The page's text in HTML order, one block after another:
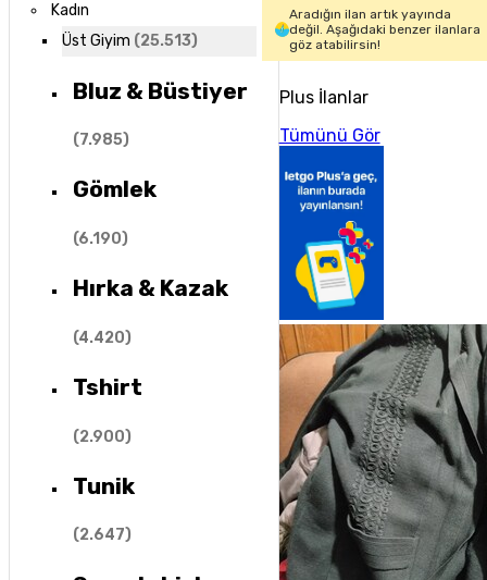
Kadın
Üst Giyim (25.513)
Bluz & Büstiyer
(7.985)
Gömlek
(6.190)
Hırka & Kazak
(4.420)
Tshirt
(2.900)
Tunik
(2.647)
Aradığın ilan artık yayında
değil. Aşağıdaki benzer ilanlara
göz atabilirsin!
Plus İlanlar
Tümünü Gör